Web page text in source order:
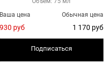
Обычная цена
1 170 руб
Ваша цена
930 руб
Подписаться